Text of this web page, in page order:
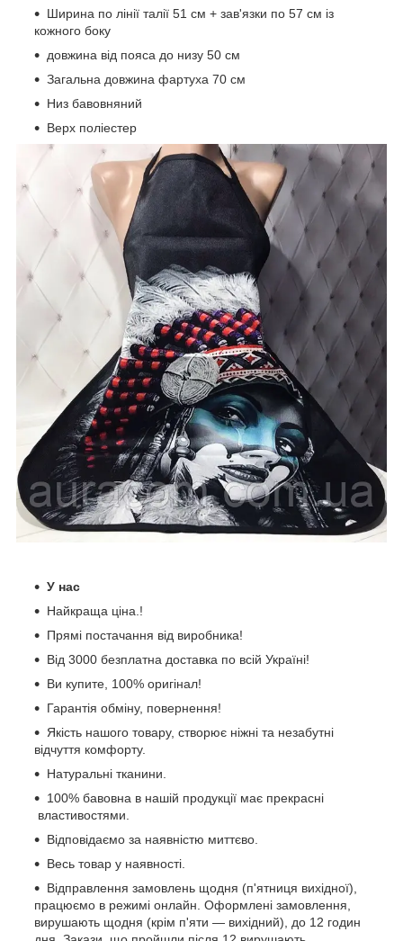
Ширина по лінії талії 51 см + зав'язки по 57 см із
кожного боку
довжина від пояса до низу 50 см
Загальна довжина фартуха 70 см
Низ бавовняний
Верх поліестер
У нас
Найкраща ціна.!
Прямі постачання від виробника!
Від 3000 безплатна доставка по всій Україні!
Ви купите, 100% оригінал!
Гарантія обміну, повернення!
Якість нашого товару, створює ніжні та незабутні
відчуття комфорту.
Натуральні тканини.
100% бавовна в нашій продукції має прекрасні
властивостями.
Відповідаємо за наявністю миттєво.
Весь товар у наявності.
Відправлення замовлень щодня (п'ятниця вихідної),
працюємо в режимі онлайн. Оформлені замовлення,
вирушають щодня (крім п'яти — вихідний), до 12 годин